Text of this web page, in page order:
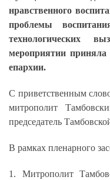
нравственного
проблемы
технологических
мероприятии приняла
епархии.
С приветственным
митрополит
председатель
В рамках пленарного
1. Митрополит